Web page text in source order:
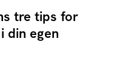
tre tips for
din egen